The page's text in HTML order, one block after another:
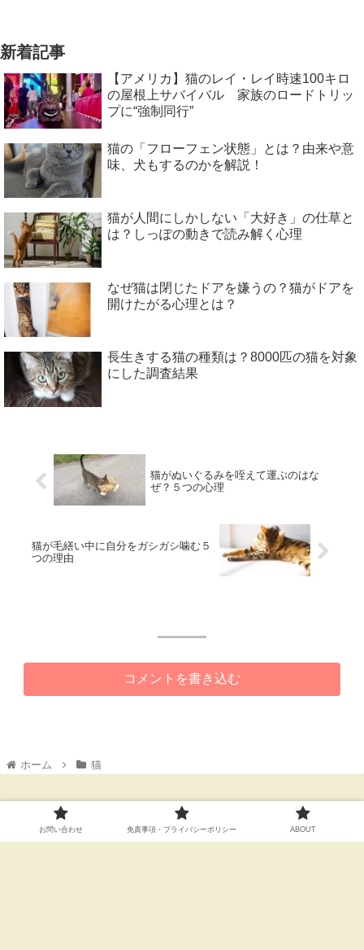
新着記事
【アメリカ】猫のレイ・レイ時速100キロ
の屋根上サバイバル 家族のロードトリッ
プに“強制同行”
猫の「フローフェン状態」とは？由来や意
味、犬もするのかを解説！
猫が人間にしかしない「大好き」の仕草と
は？しっぽの動きで読み解く心理
なぜ猫は閉じたドアを嫌うの？猫がドアを
開けたがる心理とは？
長生きする猫の種類は？8000匹の猫を対象
にした調査結果
猫がぬいぐるみを咥えて運ぶのはな
ぜ？５つの心理
猫が毛繕い中に自分をガシガシ噛む５
つの理由
コメントを書き込む
ホーム 猫
お問い合わせ 免責事項・プライバシーポリシー ABOUT